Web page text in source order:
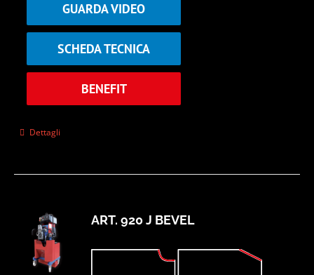
GUARDA VIDEO
SCHEDA TECNICA
BENEFIT
Dettagli
ART. 920 J BEVEL